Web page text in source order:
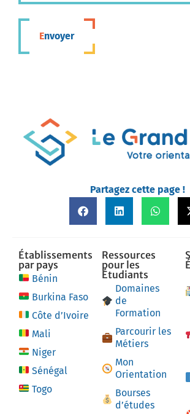
Envoyer
Partagez cette page !
Établissements
par pays
Bénin
Burkina Faso
Côte d’Ivoire
Mali
Niger
Sénégal
Togo
Ressources
pour les
Étudiants
Domaines
de
Formation
Parcourir les
Métiers
Mon
Orientation
Bourses
d’études